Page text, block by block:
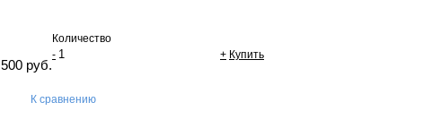
руб.
Количество
-
+ Купить
К сравнению